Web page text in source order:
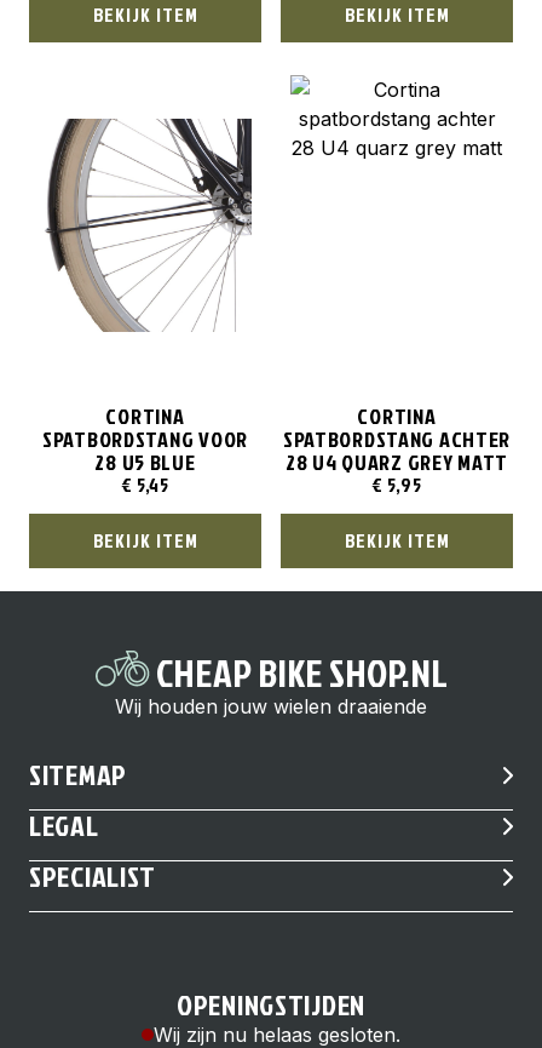
BEKIJK ITEM BEKIJK ITEM
CORTINA
SPATBORDSTANG VOOR
28 U5 BLUE
€ 5,45
BEKIJK ITEM
CORTINA
SPATBORDSTANG ACHTER
28 U4 QUARZ GREY MATT
€ 5,95
BEKIJK ITEM
CHEAP BIKE SHOP.NL
Wij houden jouw wielen draaiende
SITEMAP
LEGAL
SPECIALIST
OPENINGSTIJDEN
Wij zijn nu helaas gesloten.